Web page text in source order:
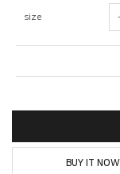
size
BUY IT NOW